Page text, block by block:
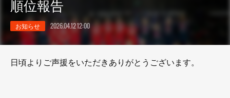
順位報告
お知らせ 2026.04.12 12:00
日頃よりご声援をいただきありがとうございます。